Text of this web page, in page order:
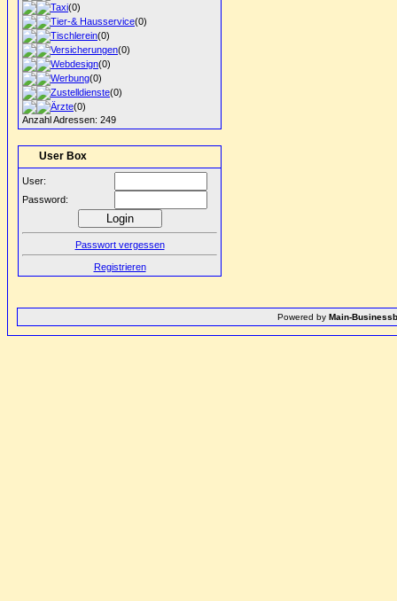
Taxi(0)
Tier-& Hausservice(0)
Tischlerein(0)
Versicherungen(0)
Webdesign(0)
Werbung(0)
Zustelldienste(0)
Ärzte(0)
Anzahl Adressen: 249
User Box
User:
Password:
Passwort vergessen
Registrieren
Powered by Main-